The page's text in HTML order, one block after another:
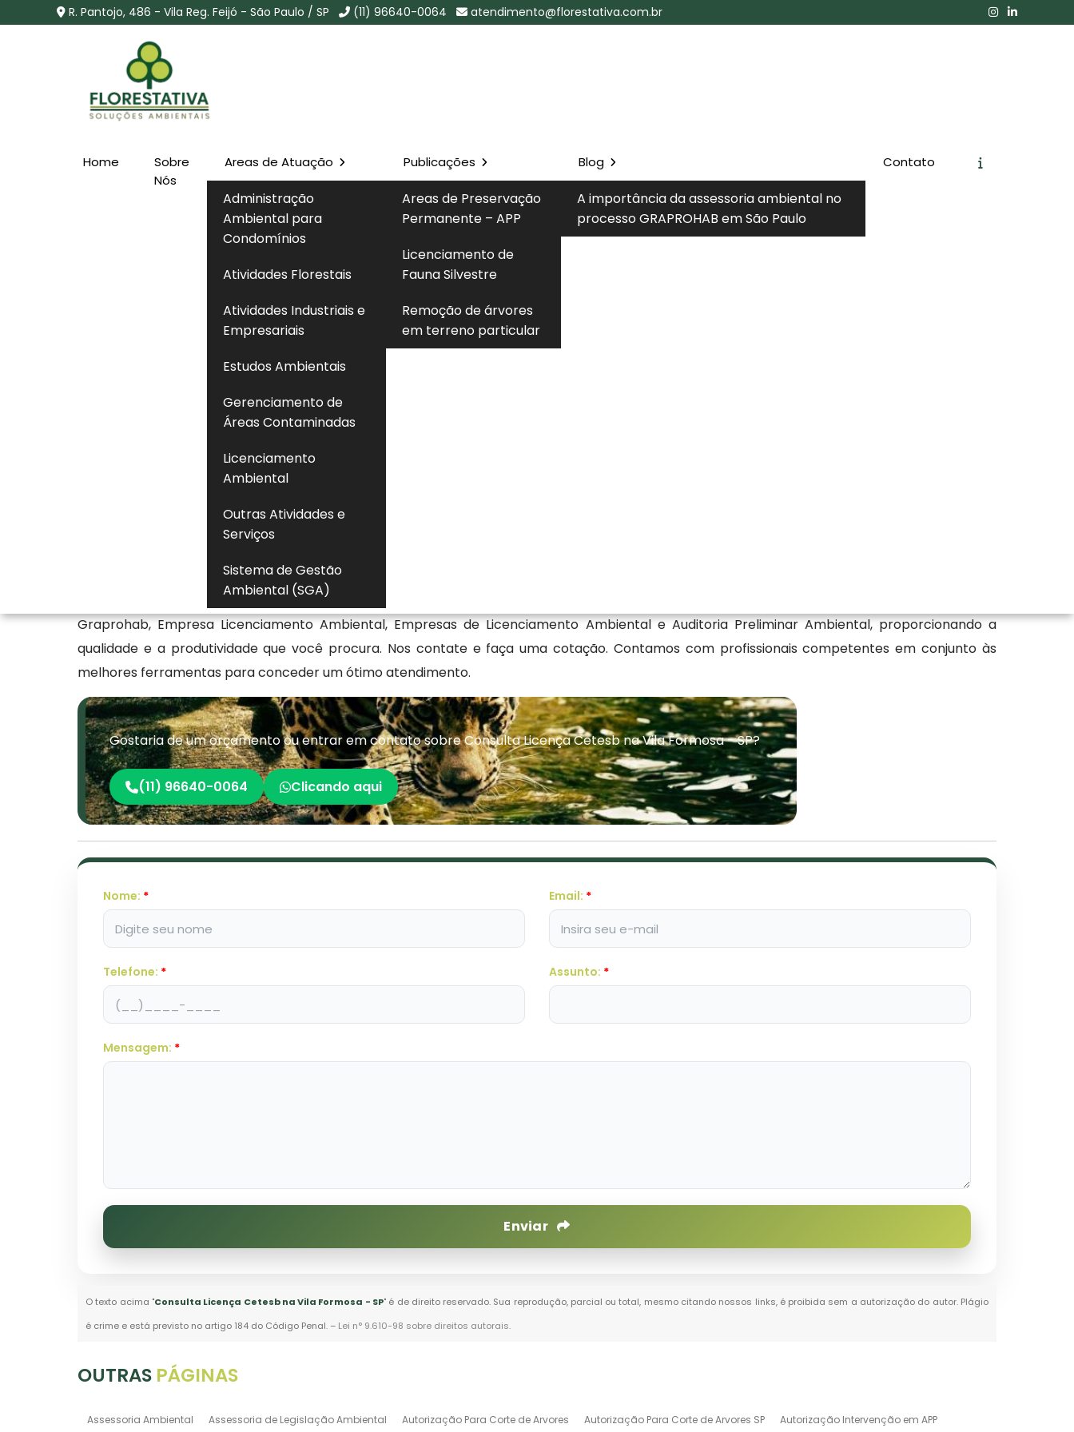
R. Pantojo, 486 - Vila Reg. Feijó - São Paulo / SP (11) 96640-0064 atendimento@florestativa.com.br
Home
Sobre
Nós
Areas de Atuação
Administração
Ambiental para
Condomínios
Atividades Florestais
Atividades Industriais e
Empresariais
Estudos Ambientais
Gerenciamento de
Áreas Contaminadas
Licenciamento
Ambiental
Outras Atividades e
Serviços
Sistema de Gestão
Ambiental (SGA)
Publicações
Areas de Preservação
Permanente – APP
Licenciamento de
Fauna Silvestre
Remoção de árvores
em terreno particular
Blog
A importância da assessoria ambiental no
processo GRAPROHAB em São Paulo
Contato
Consulta Licença Cetesb na Vila
Formosa - SP
Consulta Licença Cetesb na Vila Formosa - SP
Solicite um Orçamento
consulta licença cetesbé o procedimento de verificação da situação de licenças ambientais
emitidas pelo órgão ambiental do Estado de São Paulo, permitindo confirmar validade, prazos,
para garantir que a atividade esteja operando de acordo com as exigências técnicas e legais
estabelecidas no processo de licenciamento. O acompanhamento adequado reduz riscos de
autuações, embargos e sanções administrativas, além de oferecer maior previsibilidade jurídica. Ao
manter o controle sobre a regularidade documental, o responsável assegura conformidade
Saiba mais sobre a consulta licença cetesb
Se destacando no setor de Ambiental, a Florestativa Solucoes Ambientais Ltda atua com o objetivo de prestar uma excelente assessoria tanto
nas questões de Consulta Licença Cetesb na Vila Formosa - SP, quanto em Autorização de Supressão de Vegetação, Licenciamento Ambiental
Graprohab, Empresa Licenciamento Ambiental, Empresas de Licenciamento Ambiental e Auditoria Preliminar Ambiental, proporcionando a
qualidade e a produtividade que você procura. Nos contate e faça uma cotação. Contamos com profissionais competentes em conjunto às
melhores ferramentas para conceder um ótimo atendimento.
Gostaria de um orçamento ou entrar em contato sobre Consulta Licença Cetesb na Vila Formosa - SP?
(11) 96640-0064 Clicando aqui
Nome: * Email: *
Telefone: * Assunto: *
Mensagem: *
Enviar
O texto acima "Consulta Licença Cetesb na Vila Formosa - SP" é de direito reservado. Sua reprodução, parcial ou total, mesmo citando nossos links, é proibida sem a autorização do autor. Plágio
é crime e está previsto no artigo 184 do Código Penal. – Lei n° 9.610-98 sobre direitos autorais.
OUTRAS PÁGINAS
Assessoria Ambiental Assessoria de Legislação Ambiental Autorização Para Corte de Arvores Autorização Para Corte de Arvores SP
Autorização Intervenção em APP